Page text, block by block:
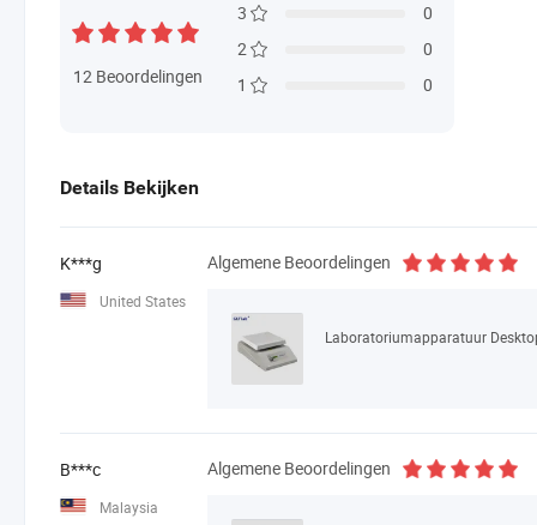
12 Beoordelingen
3
0
2
0
1
0
Details Bekijken
K***g
United States
Algemene Beoordelingen
B***c
Malaysia
Algemene Beoordelingen